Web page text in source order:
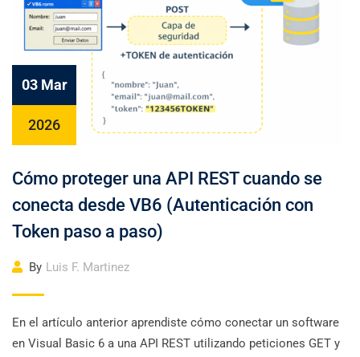
03 Mar
2026
Cómo proteger una API REST cuando se
conecta desde VB6 (Autenticación con
Token paso a paso)
By Luis F. Martinez
En el artículo anterior aprendiste cómo conectar un software
en Visual Basic 6 a una API REST utilizando peticiones GET y